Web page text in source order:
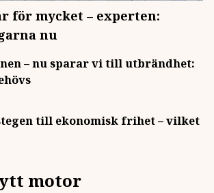
för mycket – experten:
nu
– nu sparar vi till utbrändhet:
till ekonomisk frihet – vilket
motor